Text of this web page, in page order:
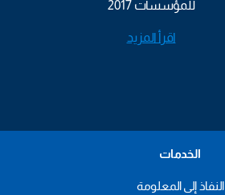
للمؤسسات 2017
اقرأ المزيد
الخدمات
النفاذ إلى المعلومة